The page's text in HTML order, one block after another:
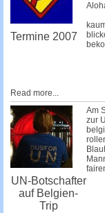
Termine 2007
Read more...
UN-Botschafter
auf Belgien-
Trip
Am
zur